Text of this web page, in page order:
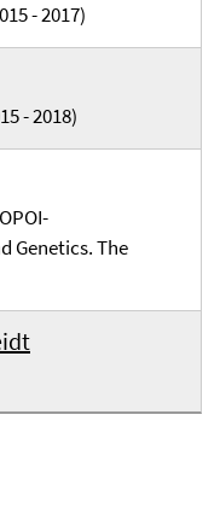
- 2017)
- 2018)
Genetics. The